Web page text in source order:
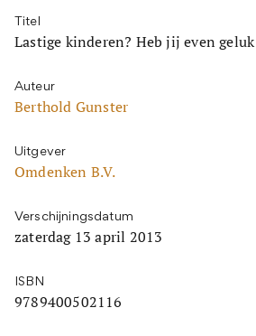
Titel
Lastige kinderen? Heb jij even geluk
Auteur
Berthold Gunster
Uitgever
Omdenken B.V.
Verschijningsdatum
zaterdag 13 april 2013
ISBN
9789400502116